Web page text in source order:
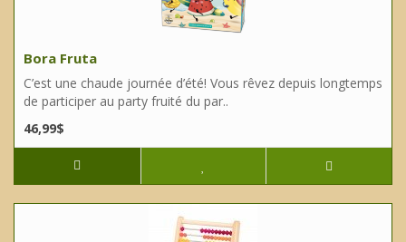
Bora Fruta
C’est une chaude journée d’été! Vous rêvez depuis longtemps
de participer au party fruité du par..
46,99$